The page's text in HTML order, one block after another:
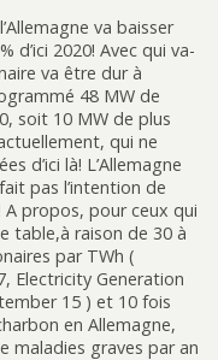
va baisser
d’ici 2020! Avec qui va-
va être dur à
48 MW de
soit 10 MW de plus
qui ne
d’ici là! L’Allemagne
pas l’intention de
propos, pour ceux qui
table,à raison de 30 à
par TWh (
Electricity Generation
15 ) et 10 fois
en Allemagne,
maladies graves par an